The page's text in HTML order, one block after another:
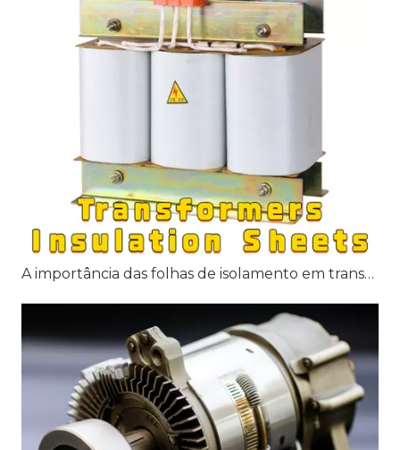
A importância das folhas de isolamento em transformadores: principais aplicações e benefícios